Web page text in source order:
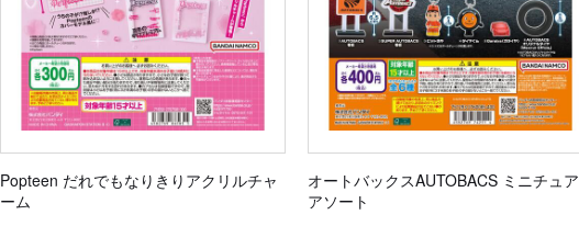
Popteen だれでもなりきりアクリルチャ
ーム
オートバックスAUTOBACS ミニチュア
アソート